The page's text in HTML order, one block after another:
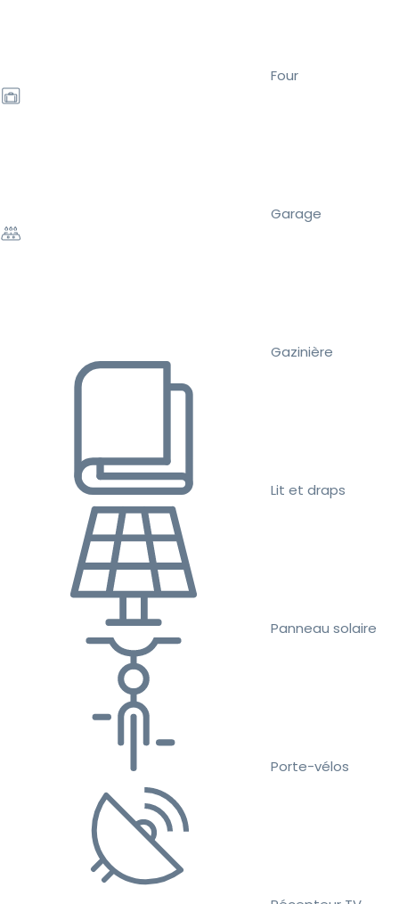
Four
Garage
Gazinière
Lit et draps
Panneau solaire
Porte-vélos